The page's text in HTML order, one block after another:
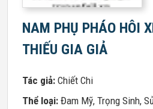
NAM PHỤ PHÁO HÔI
THIẾU GIA GIẢ
Tác giả: Chiết Chi
Thể loại: Đam Mỹ, Trọng Sinh,